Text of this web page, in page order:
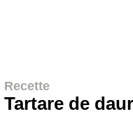
Recette
Tartare de